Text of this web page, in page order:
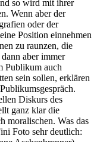
so wird mit ihrer
Wenn aber der
oder der
Position einnehmen
zu raunzen, die
aber immer
Publikum auch
sein sollen, erklären
Diskurs des
ganz klar die
moralischen. Was das
Foto sehr deutlich: